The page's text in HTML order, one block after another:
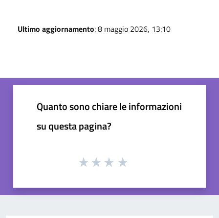
Ultimo aggiornamento: 8 maggio 2026, 13:10
Quanto sono chiare le informazioni
su questa pagina?